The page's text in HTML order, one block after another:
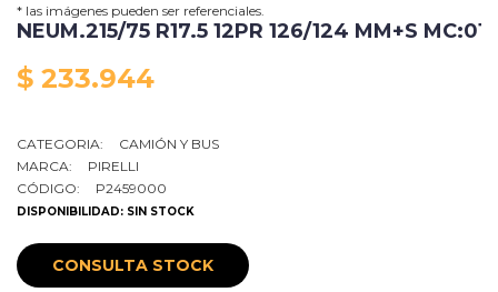
* las imágenes pueden ser referenciales.
NEUM.215/75 R17.5 12PR 126/124 MM+S
$ 233.944
CATEGORIA:
CAMIÓN Y BUS
MARCA:
PIRELLI
CÓDIGO:
P2459000
DISPONIBILIDAD: SIN STOCK
CONSULTA STOCK